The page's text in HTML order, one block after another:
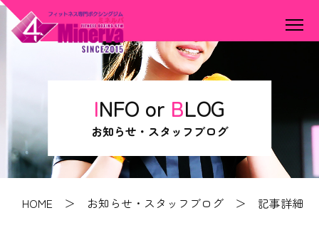
INFO or BLOG
お知らせ・スタッフブログ
HOME ＞ お知らせ・スタッフブログ＞ 記事詳細